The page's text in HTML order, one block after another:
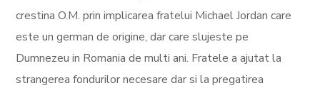
crestina O.M. prin implicarea fratelui Michael Jordan care
este un german de origine, dar care slujeste pe
Dumnezeu in Romania de multi ani. Fratele a ajutat la
strangerea fondurilor necesare dar si la pregatirea